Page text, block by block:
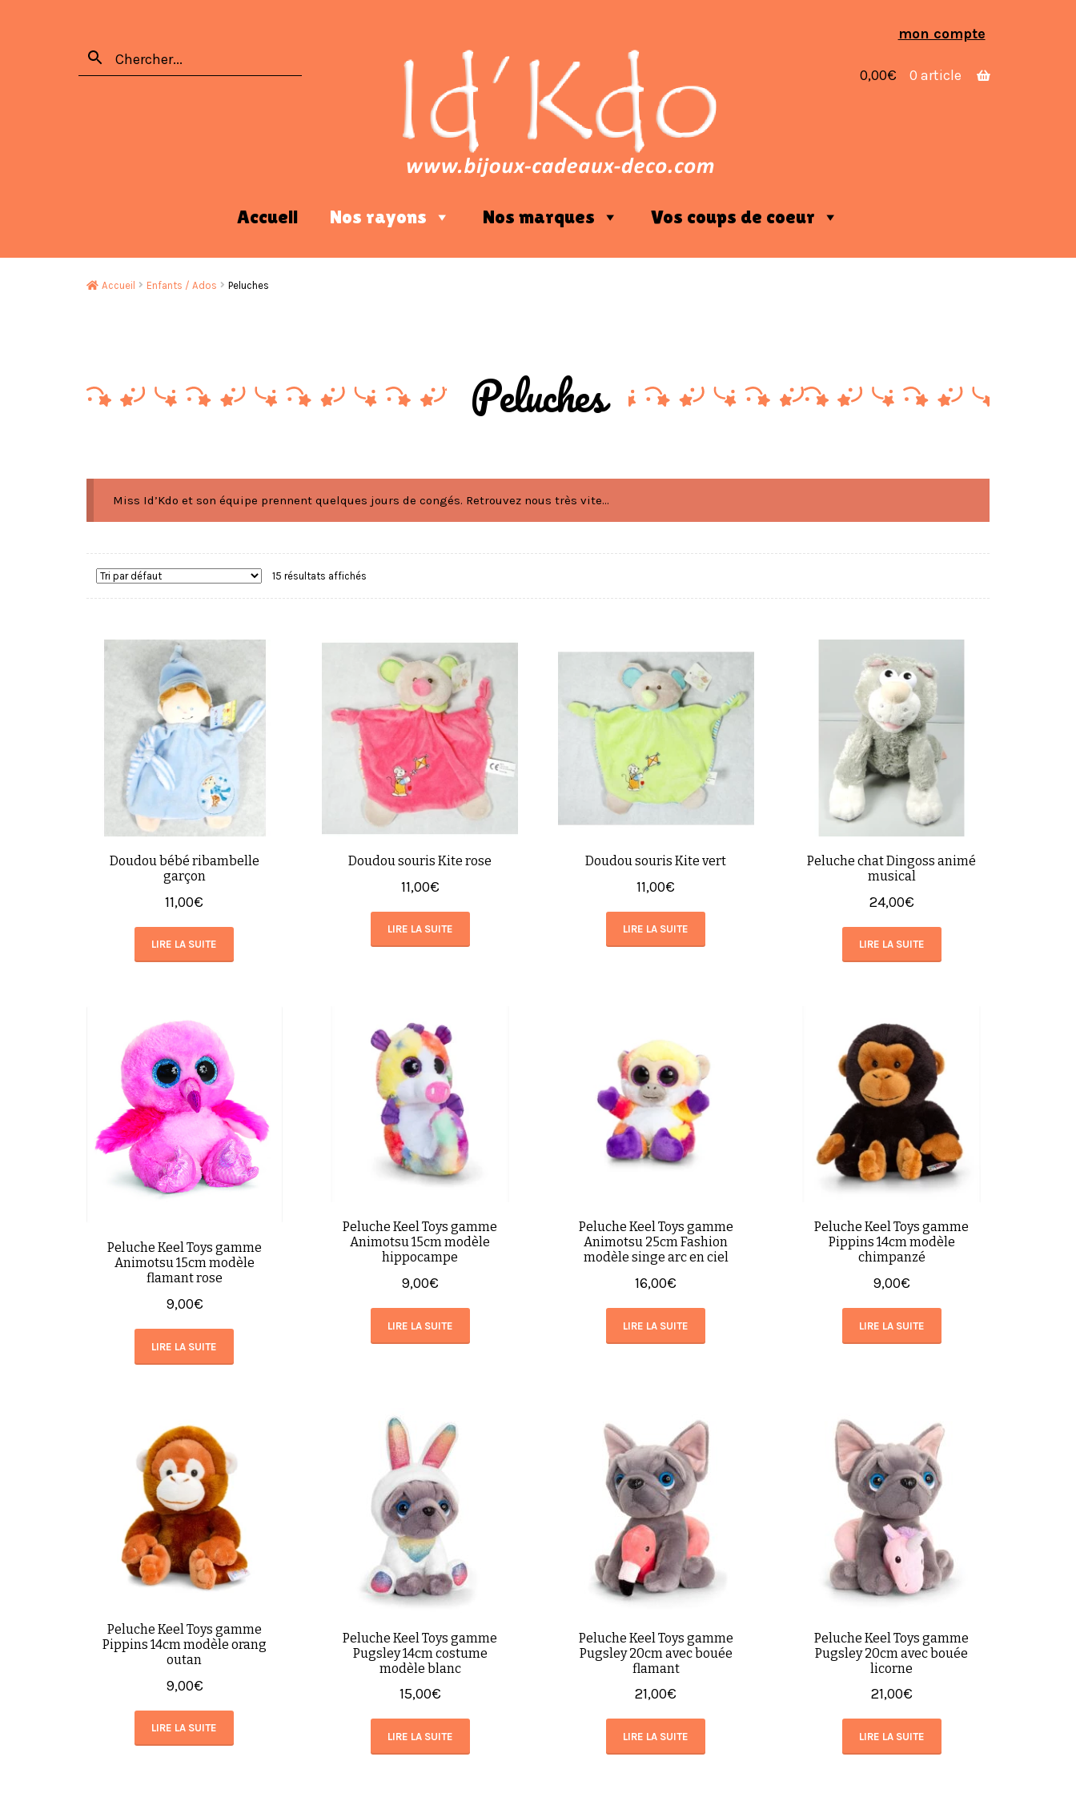
mon compte
0,00€ 0 article
Accueil Nos rayons Nos marques Vos coups de coeur
Accueil Enfants / Ados Peluches
Peluches
Miss Id’Kdo et son équipe prennent quelques jours de congés. Retrouvez nous très vite...
15 résultats affichés
Doudou bébé ribambelle
garçon
11,00€
LIRE LA SUITE
Doudou souris Kite rose
11,00€
LIRE LA SUITE
Doudou souris Kite vert
11,00€
LIRE LA SUITE
Peluche chat Dingoss animé
musical
24,00€
LIRE LA SUITE
Peluche Keel Toys gamme
Animotsu 15cm modèle
flamant rose
9,00€
LIRE LA SUITE
Peluche Keel Toys gamme
Animotsu 15cm modèle
hippocampe
9,00€
LIRE LA SUITE
Peluche Keel Toys gamme
Animotsu 25cm Fashion
modèle singe arc en ciel
16,00€
LIRE LA SUITE
Peluche Keel Toys gamme
Pippins 14cm modèle
chimpanzé
9,00€
LIRE LA SUITE
Peluche Keel Toys gamme
Pippins 14cm modèle orang
outan
9,00€
LIRE LA SUITE
Peluche Keel Toys gamme
Pugsley 14cm costume
modèle blanc
15,00€
LIRE LA SUITE
Peluche Keel Toys gamme
Pugsley 20cm avec bouée
flamant
21,00€
LIRE LA SUITE
Peluche Keel Toys gamme
Pugsley 20cm avec bouée
licorne
21,00€
LIRE LA SUITE